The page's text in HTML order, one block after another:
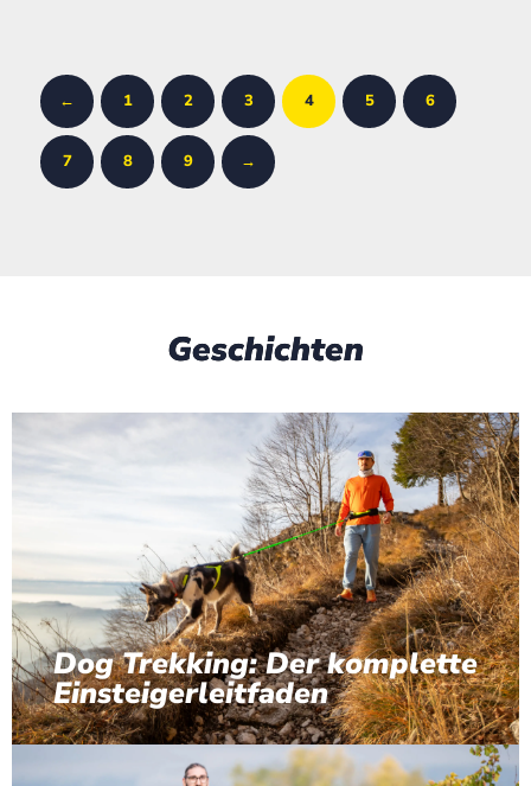
← 1 2 3 4 5 6
7 8 9 →
Geschichten
Dog Trekking: Der komplette
Einsteigerleitfaden